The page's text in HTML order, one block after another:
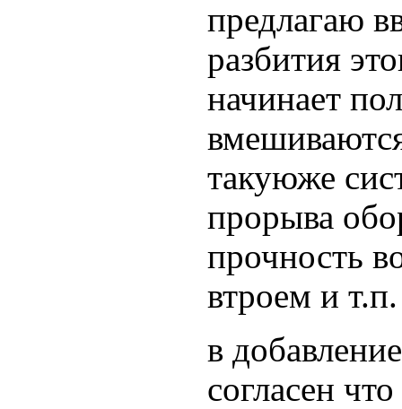
предлагаю
разбития
начинает
такуюже
прорыва
прочность
втроем и т.п.
в
согласен